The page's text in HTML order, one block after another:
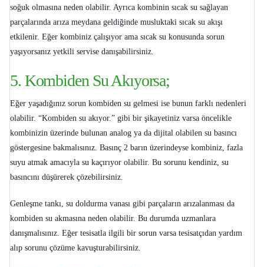
soğuk olmasına neden olabilir. Ayrıca kombinin sıcak su sağlayan
parçalarında arıza meydana geldiğinde musluktaki sıcak su akışı
etkilenir. Eğer kombiniz çalışıyor ama sıcak su konusunda sorun
yaşıyorsanız yetkili servise danışabilirsiniz.
5. Kombiden Su Akıyorsa;
Eğer yaşadığınız sorun kombiden su gelmesi ise bunun farklı nedenleri
olabilir. “Kombiden su akıyor.” gibi bir şikayetiniz varsa öncelikle
kombinizin üzerinde bulunan analog ya da dijital olabilen su basıncı
göstergesine bakmalısınız. Basınç 2 barın üzerindeyse kombiniz, fazla
suyu atmak amacıyla su kaçırıyor olabilir. Bu sorunu kendiniz, su
basıncını düşürerek çözebilirsiniz.
Genleşme tankı, su doldurma vanası gibi parçaların arızalanması da
kombiden su akmasına neden olabilir. Bu durumda uzmanlara
danışmalısınız. Eğer tesisatla ilgili bir sorun varsa tesisatçıdan yardım
alıp sorunu çözüme kavuşturabilirsiniz.